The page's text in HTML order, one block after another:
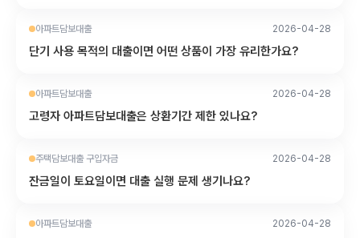
아파트담보대출 2026-04-28
단기 사용 목적의 대출이면 어떤 상품이 가장 유리한가요?
아파트담보대출 2026-04-28
고령자 아파트담보대출은 상환기간 제한 있나요?
주택담보대출 구입자금 2026-04-28
잔금일이 토요일이면 대출 실행 문제 생기나요?
아파트담보대출 2026-04-28